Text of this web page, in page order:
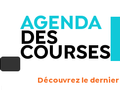
AGENDA
DES
COURSES
Découvrez le